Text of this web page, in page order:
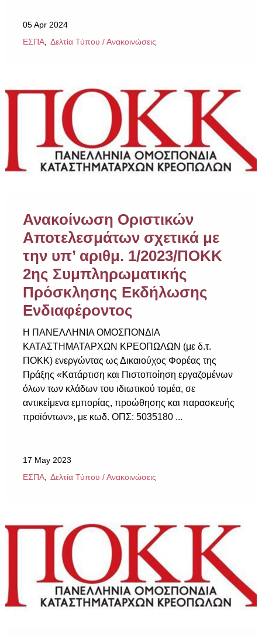
05 Apr 2024
ΕΣΠΑ
Δελτία Τύπου / Ανακοινώσεις
Ανακοίνωση Οριστικών
Αποτελεσμάτων σχετικά με
την υπ’ αριθμ. 1/2023/ΠΟΚΚ
2ης Συμπληρωματικής
Πρόσκλησης Εκδήλωσης
Ενδιαφέροντος
Η ΠΑΝΕΛΛΗΝΙΑ ΟΜΟΣΠΟΝΔΙΑ
ΚΑΤΑΣΤΗΜΑΤΑΡΧΩΝ ΚΡΕΟΠΩΛΩΝ (με δ.τ.
ΠΟΚΚ) ενεργώντας ως Δικαιούχος Φορέας της
Πράξης «Κατάρτιση και Πιστοποίηση εργαζομένων
όλων των κλάδων του ιδιωτικού τομέα, σε
αντικείμενα εμπορίας, προώθησης και παρασκευής
προϊόντων», με κωδ. ΟΠΣ: 5035180 ...
17 May 2023
ΕΣΠΑ
Δελτία Τύπου / Ανακοινώσεις